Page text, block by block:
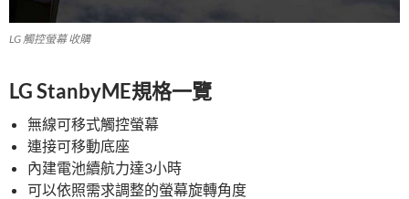
LG 觸控螢幕 收購
LG StanbyME規格一覽
無線可移式觸控螢幕
連接可移動底座
內建電池續航力達3小時
可以依照需求調整的螢幕旋轉角度